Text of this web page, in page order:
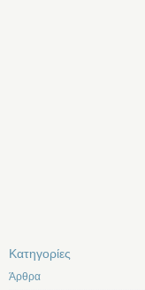
Kατηγορίες
Άρθρα